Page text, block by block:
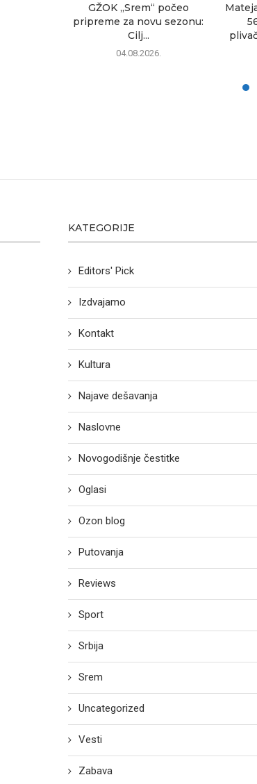
GŽOK „Srem“ počeo
pripreme za novu sezonu:
Cilj...
04.08.2026.
KATEGORIJE
Editors' Pick
Izdvajamo
Kontakt
Kultura
Najave dešavanja
Naslovne
Novogodišnje čestitke
Oglasi
Ozon blog
Putovanja
Reviews
Sport
Srbija
Srem
Uncategorized
Vesti
Zabava